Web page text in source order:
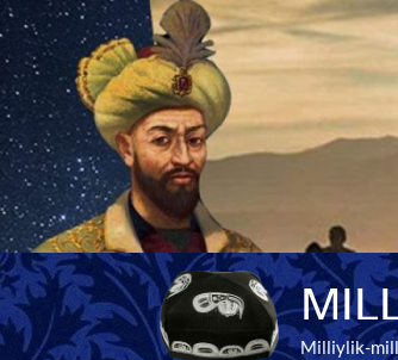
Skip
to
content
Milliylik-